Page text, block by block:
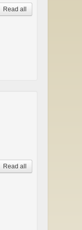
Read all
Read all